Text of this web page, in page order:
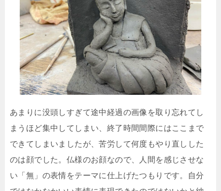
あまりに没頭しすぎて途中経過の画像を取り忘れてし
まうほど集中してしまい、終了時間間際にはここまで
できてしまいましたが、苦労して何度もやり直しした
のは顔でした。仏様のお顔なので、人間を感じさせな
い「無」の表情をテーマに仕上げたつもりです。自分